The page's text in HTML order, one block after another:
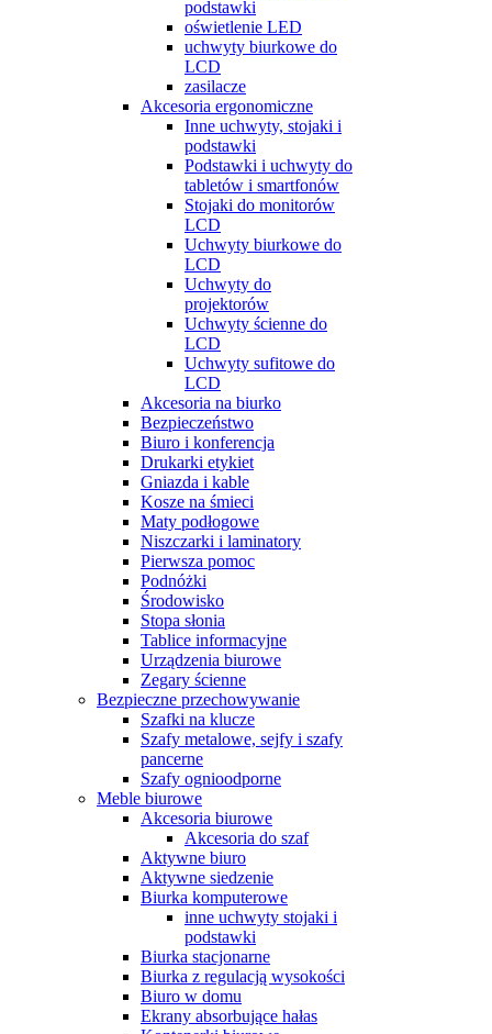
podstawki
oświetlenie LED
uchwyty biurkowe do
LCD
zasilacze
Akcesoria ergonomiczne
Inne uchwyty, stojaki i
podstawki
Podstawki i uchwyty do
tabletów i smartfonów
Stojaki do monitorów
LCD
Uchwyty biurkowe do
LCD
Uchwyty do
projektorów
Uchwyty ścienne do
LCD
Uchwyty sufitowe do
LCD
Akcesoria na biurko
Bezpieczeństwo
Biuro i konferencja
Drukarki etykiet
Gniazda i kable
Kosze na śmieci
Maty podłogowe
Niszczarki i laminatory
Pierwsza pomoc
Podnóżki
Środowisko
Stopa słonia
Tablice informacyjne
Urządzenia biurowe
Zegary ścienne
Bezpieczne przechowywanie
Szafki na klucze
Szafy metalowe, sejfy i szafy
pancerne
Szafy ognioodporne
Meble biurowe
Akcesoria biurowe
Akcesoria do szaf
Aktywne biuro
Aktywne siedzenie
Biurka komputerowe
inne uchwyty stojaki i
podstawki
Biurka stacjonarne
Biurka z regulacją wysokości
Biuro w domu
Ekrany absorbujące hałas